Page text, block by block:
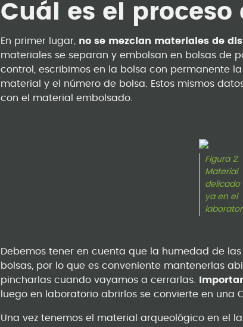
Cuál es el
En primer lugar, no se mezclan materiales de
materiales se separan y embolsan en bolsas de
control, escribimos en la bolsa con permanente
material y el número de bolsa. Estos mismos
con el material embolsado.
Figura 2.
Material
delicado
ya en el
Debemos tener en cuenta que la humedad de
bolsas, por lo que es conveniente mantenerlas
pincharlas cuando vayamos a cerrarlas.
luego en laboratorio abrirlos se convierte en una
Una vez tenemos el material arqueológico en el